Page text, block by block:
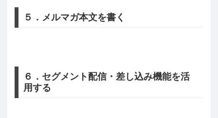
５．メルマガ本文を書く
６．セグメント配信・差し込み機能を活
用する